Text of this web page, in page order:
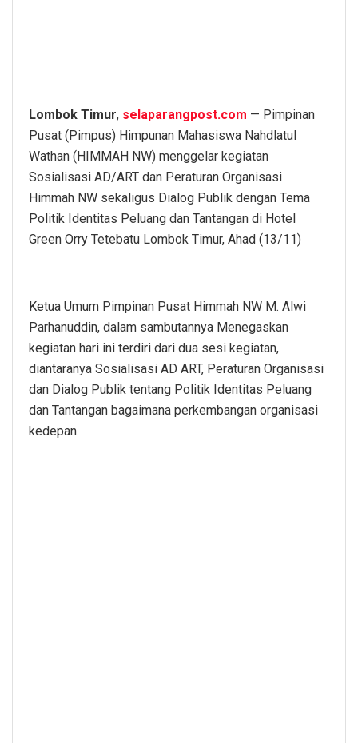
Lombok Timur, selaparangpost.com — Pimpinan
Pusat (Pimpus) Himpunan Mahasiswa Nahdlatul
Wathan (HIMMAH NW) menggelar kegiatan
Sosialisasi AD/ART dan Peraturan Organisasi
Himmah NW sekaligus Dialog Publik dengan Tema
Politik Identitas Peluang dan Tantangan di Hotel
Green Orry Tetebatu Lombok Timur, Ahad (13/11)
Ketua Umum Pimpinan Pusat Himmah NW M. Alwi
Parhanuddin, dalam sambutannya Menegaskan
kegiatan hari ini terdiri dari dua sesi kegiatan,
diantaranya Sosialisasi AD ART, Peraturan Organisasi
dan Dialog Publik tentang Politik Identitas Peluang
dan Tantangan bagaimana perkembangan organisasi
kedepan.